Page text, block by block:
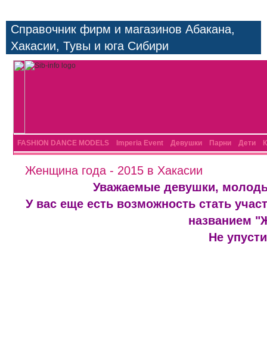
Справочник фирм и магазинов Абакана,
Хакасии, Тувы и юга Сибири
FASHION DANCE MODELS Imperia Event Девушки Парни Дети
Женщина года - 2015 в Хакасии
Уважаемые девушки,
У вас еще есть возможность стать
названием
Не